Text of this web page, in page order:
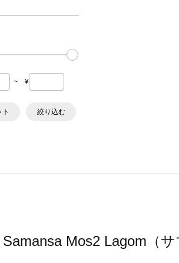
~ ¥
ト 絞り込む
Samansa Mos2 Lagom（